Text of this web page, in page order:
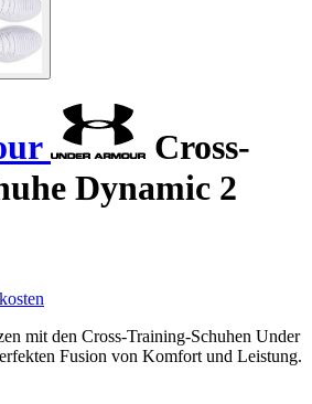
Cross-
Dynamic 2
mit den Cross-Training-Schuhen Under
Fusion von Komfort und Leistung.